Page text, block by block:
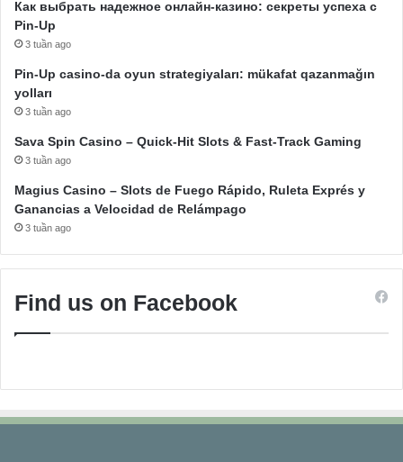
Как выбрать надежное онлайн-казино: секреты успеха с
Pin-Up
3 tuần ago
Pin-Up casino-da oyun strategiyaları: mükafat qazanmağın
yolları
3 tuần ago
Sava Spin Casino – Quick‑Hit Slots & Fast‑Track Gaming
3 tuần ago
Magius Casino – Slots de Fuego Rápido, Ruleta Exprés y
Ganancias a Velocidad de Relámpago
3 tuần ago
Find us on Facebook